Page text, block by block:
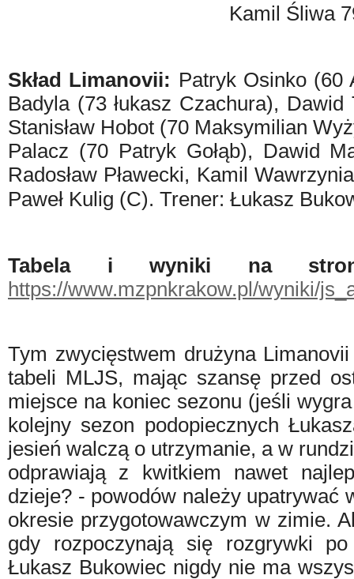
Kamil Śliwa
Skład Limanovii: Patryk Osinko (60
Badyla (73 łukasz Czachura),
Stanisław Hobot (70 Maksymilian
Palacz (70 Patryk Gołąb), Dawid
Radosław Pławecki, Kamil
Paweł Kulig (C). Trener: Łukasz
Tabela i wyniki na
https://www.mzpnkrakow.pl/wyniki/
Tym zwycięstwem drużyna
tabeli MLJS, mając szansę przed
miejsce na koniec sezonu (jeśli
kolejny sezon podopiecznych
jesień walczą o utrzymanie, a w
odprawiają z kwitkiem nawet
dzieje? - powodów należy upatrywać
okresie przygotowawczym w zimie.
gdy rozpoczynają się rozgrywki
Łukasz Bukowiec nigdy nie ma